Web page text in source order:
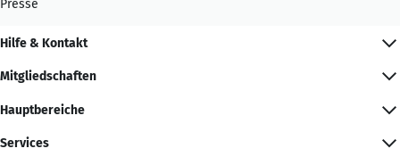
Presse
Hilfe & Kontakt
Mitgliedschaften
Hauptbereiche
Services